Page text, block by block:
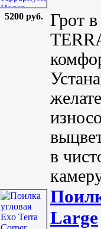
5200 руб.
Грот
в
Large